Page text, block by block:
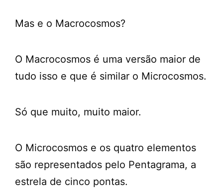
Mas e o Macrocosmos?
O Macrocosmos é uma versão maior de
tudo isso e que é similar o Microcosmos.
Só que muito, muito maior.
O Microcosmos e os quatro elementos
são representados pelo Pentagrama, a
estrela de cinco pontas.